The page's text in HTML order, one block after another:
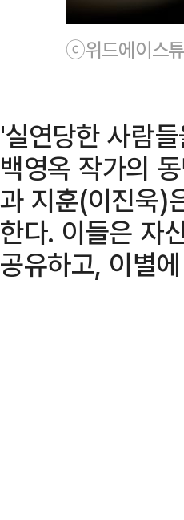
ⓒ위드에이스
'실연당한 사람
백영옥 작가의
과 지훈(이진욱)
한다. 이들은 자
공유하고, 이별